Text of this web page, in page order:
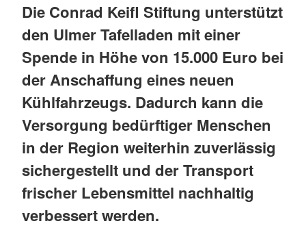
Die Conrad Keifl Stiftung unterstützt
den Ulmer Tafelladen mit einer
Spende in Höhe von 15.000 Euro bei
der Anschaffung eines neuen
Kühlfahrzeugs. Dadurch kann die
Versorgung bedürftiger Menschen
in der Region weiterhin zuverlässig
sichergestellt und der Transport
frischer Lebensmittel nachhaltig
verbessert werden.